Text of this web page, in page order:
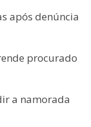
após denúncia
procurado
a namorada